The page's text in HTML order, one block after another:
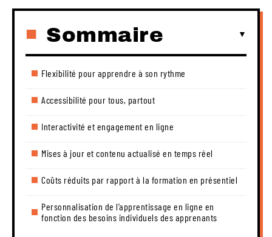
Sommaire
Flexibilité pour apprendre à son rythme
Accessibilité pour tous, partout
Interactivité et engagement en ligne
Mises à jour et contenu actualisé en temps réel
Coûts réduits par rapport à la formation en présentiel
Personnalisation de l’apprentissage en ligne en
fonction des besoins individuels des apprenants